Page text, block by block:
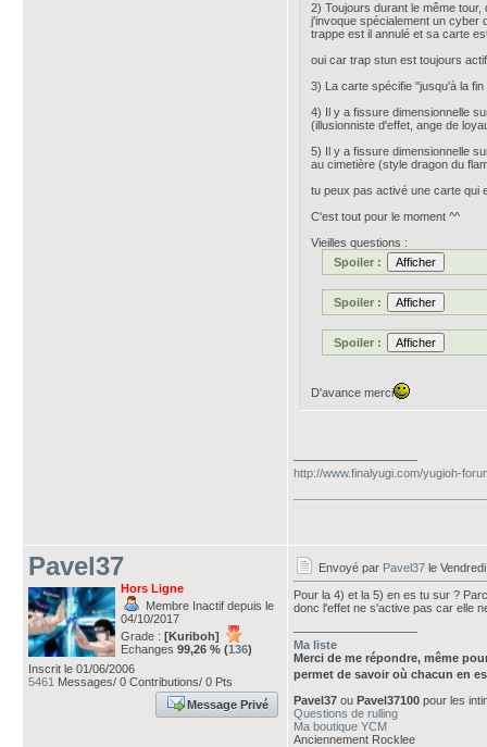
2) Toujours durant le même
j'invoque spécialement un cyber
trappe est il annulé et sa carte
oui car trap stun est toujours
3) La carte spécifie "jusqu'à la
4) Il y a fissure dimensionnelle
(illusionniste d'effet, ange de
5) Il y a fissure dimensionnelle
au cimetière (style dragon du
tu peux pas activé une carte qui
C'est tout pour le moment ^^
Vieilles questions :
Spoiler :
Spoiler :
Spoiler :
D'avance merci
http://www.finalyugi.com/yugioh-
Pavel37
Hors Ligne
Membre Inactif depuis le
04/10/2017
Grade : [Kuriboh]
Echanges 99,26 % (136)
Inscrit le 01/06/2006
5461 Messages/ 0 Contributions/ 0 Pts
Message Privé
Envoyé par Pavel37 le
Pour la 4) et la 5) en es tu sur ?
donc l'effet ne s'active pas car elle
Ma liste
Merci de me répondre, même
permet de savoir où chacun en
Pavel37 ou Pavel37100 pour les
Questions de rulling
Ma boutique YCM
Anciennement Rocklee